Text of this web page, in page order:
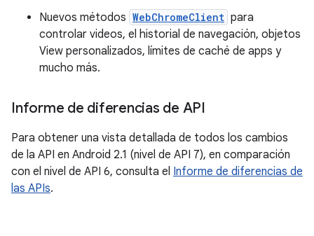
Nuevos métodos WebChromeClient para
controlar videos, el historial de navegación, objetos
View personalizados, límites de caché de apps y
mucho más.
Informe de diferencias de API
Para obtener una vista detallada de todos los cambios
de la API en Android 2.1 (nivel de API 7), en comparación
con el nivel de API 6, consulta el Informe de diferencias de
las APIs.